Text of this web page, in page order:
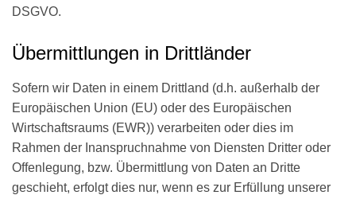
DSGVO.
Übermittlungen in Drittländer
Sofern wir Daten in einem Drittland (d.h. außerhalb der
Europäischen Union (EU) oder des Europäischen
Wirtschaftsraums (EWR)) verarbeiten oder dies im
Rahmen der Inanspruchnahme von Diensten Dritter oder
Offenlegung, bzw. Übermittlung von Daten an Dritte
geschieht, erfolgt dies nur, wenn es zur Erfüllung unserer